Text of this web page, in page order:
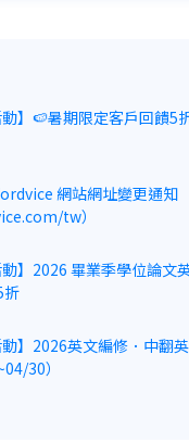
動】🍉暑期限定客戶回饋5
網站網址變更通知
tw）
動】2026 畢業季學位論文
折
動】2026英文編修．中翻
30）